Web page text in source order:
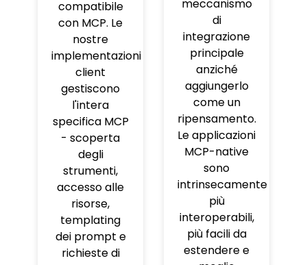
compatibile
con MCP. Le
nostre
implementazioni
client
gestiscono
l'intera
specifica MCP
- scoperta
degli
strumenti,
accesso alle
risorse,
templating
dei prompt e
richieste di
meccanismo
di
integrazione
principale
anziché
aggiungerlo
come un
ripensamento.
Le applicazioni
MCP-native
sono
intrinsecamente
più
interoperabili,
più facili da
estendere e